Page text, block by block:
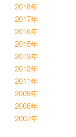
2018年
2017年
2016年
2015年
2013年
2012年
2011年
2009年
2008年
2007年